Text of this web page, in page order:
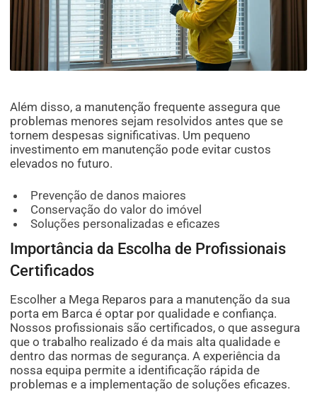
Além disso, a manutenção frequente assegura que
problemas menores sejam resolvidos antes que se
tornem despesas significativas. Um pequeno
investimento em manutenção pode evitar custos
elevados no futuro.
Prevenção de danos maiores
Conservação do valor do imóvel
Soluções personalizadas e eficazes
Importância da Escolha de Profissionais
Certificados
Escolher a Mega Reparos para a manutenção da sua
porta em Barca é optar por qualidade e confiança.
Nossos profissionais são certificados, o que assegura
que o trabalho realizado é da mais alta qualidade e
dentro das normas de segurança. A experiência da
nossa equipa permite a identificação rápida de
problemas e a implementação de soluções eficazes.